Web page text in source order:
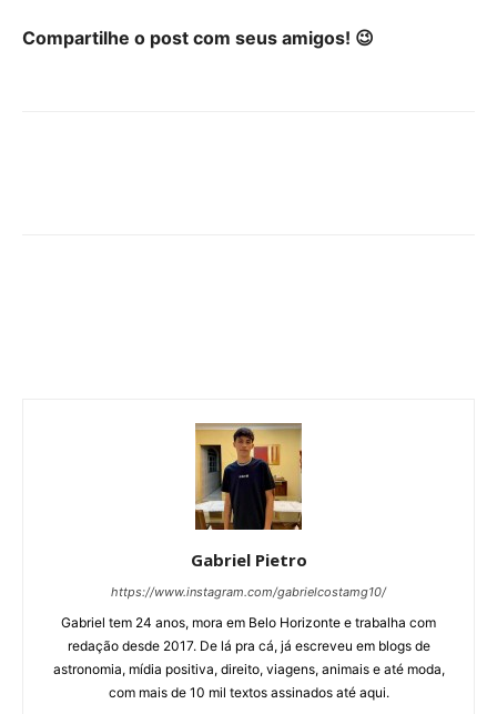
Compartilhe o post com seus amigos! 😉
Gabriel Pietro
https://www.instagram.com/gabrielcostamg10/
Gabriel tem 24 anos, mora em Belo Horizonte e trabalha com
redação desde 2017. De lá pra cá, já escreveu em blogs de
astronomia, mídia positiva, direito, viagens, animais e até moda,
com mais de 10 mil textos assinados até aqui.